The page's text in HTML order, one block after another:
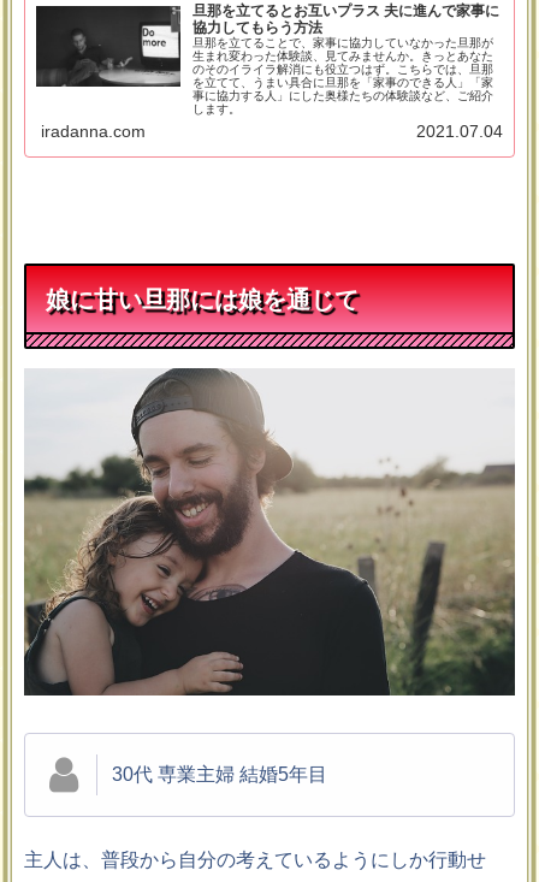
旦那を立てるとお互いプラス 夫に進んで家事に
協力してもらう方法
旦那を立てることで、家事に協力していなかった旦那が
生まれ変わった体験談、見てみませんか。きっとあなた
のそのイライラ解消にも役立つはず。こちらでは、旦那
を立てて、うまい具合に旦那を「家事のできる人」「家
事に協力する人」にした奥様たちの体験談など、ご紹介
します。
iradanna.com 2021.07.04
娘に甘い旦那には娘を通じて
30代 専業主婦 結婚5年目
主人は、普段から自分の考えているようにしか行動せ